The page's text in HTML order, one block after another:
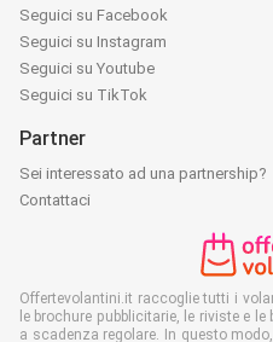
Seguici su Facebook
Seguici su Instagram
Seguici su Youtube
Seguici su TikTok
Partner
Sei interessato ad una partnership?
Contattaci
Offertevolantini.it raccoglie tutti i
le brochure pubblicitarie, le riviste e
a scadenza regolare. In questo